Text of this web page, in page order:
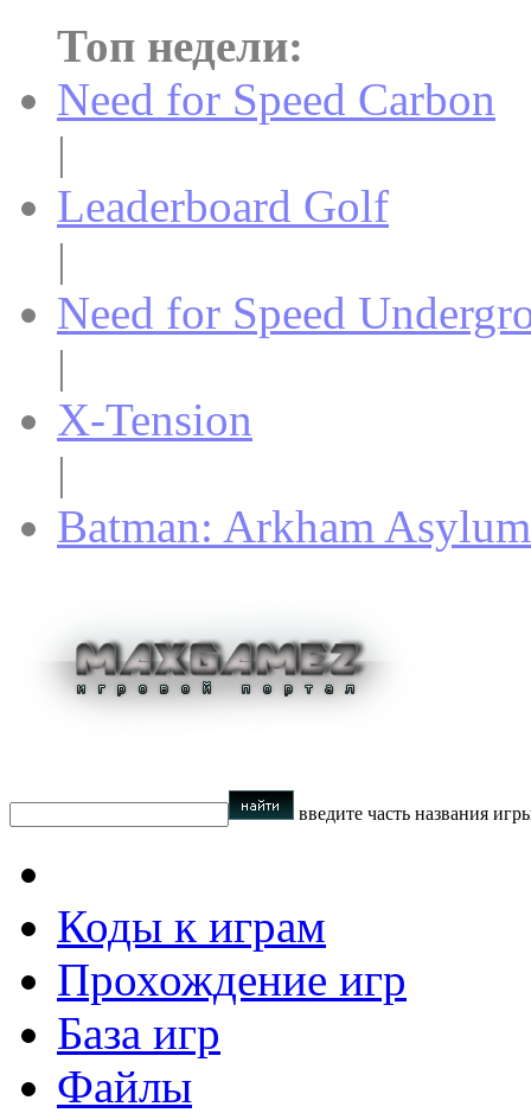
Топ недели:
Need for Speed Carbon
|
Leaderboard Golf
|
Need for Speed
|
X-Tension
|
Batman: Arkham Asylum
введите часть названия
Коды к играм
Прохождение игр
База игр
Файлы